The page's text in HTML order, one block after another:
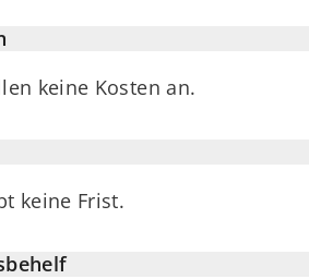
keine Kosten an.
keine Frist.